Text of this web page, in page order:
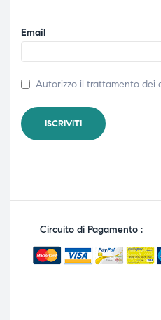
Email
Autorizzo il trattamento dei
Circuito di Pagamento :